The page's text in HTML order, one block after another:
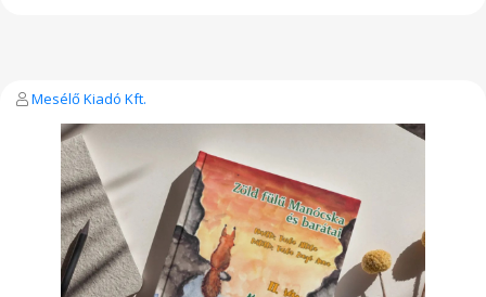
Mesélő Kiadó Kft.